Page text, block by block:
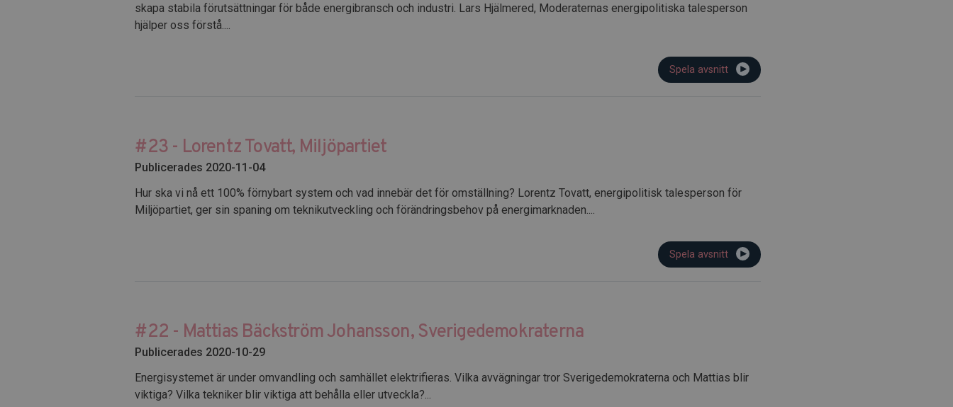
skapa stabila förutsättningar för både energibransch och industri. Lars Hjälmered, Moderaternas energipolitiska talesperson
hjälper oss förstå....
Spela avsnitt
#23 - Lorentz Tovatt, Miljöpartiet
Publicerades 2020-11-04
Hur ska vi nå ett 100% förnybart system och vad innebär det för omställning? Lorentz Tovatt, energipolitisk talesperson för
Miljöpartiet, ger sin spaning om teknikutveckling och förändringsbehov på energimarknaden....
Spela avsnitt
#22 - Mattias Bäckström Johansson, Sverigedemokraterna
Publicerades 2020-10-29
Energisystemet är under omvandling och samhället elektrifieras. Vilka avvägningar tror Sverigedemokraterna och Mattias blir
viktiga? Vilka tekniker blir viktiga att behålla eller utveckla?...